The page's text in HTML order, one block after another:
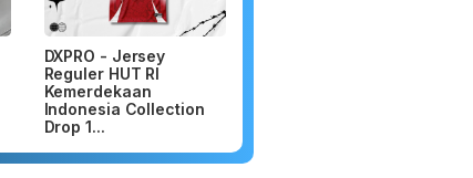
DXPRO - Jersey
Reguler HUT RI
Kemerdekaan
Indonesia Collection
Drop 1...